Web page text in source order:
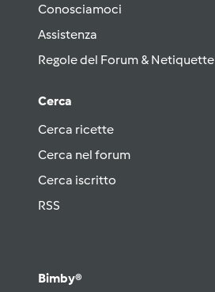
Conosciamoci
Assistenza
Regole del Forum & Netiquette
Cerca
Cerca ricette
Cerca nel forum
Cerca iscritto
RSS
Bimby®